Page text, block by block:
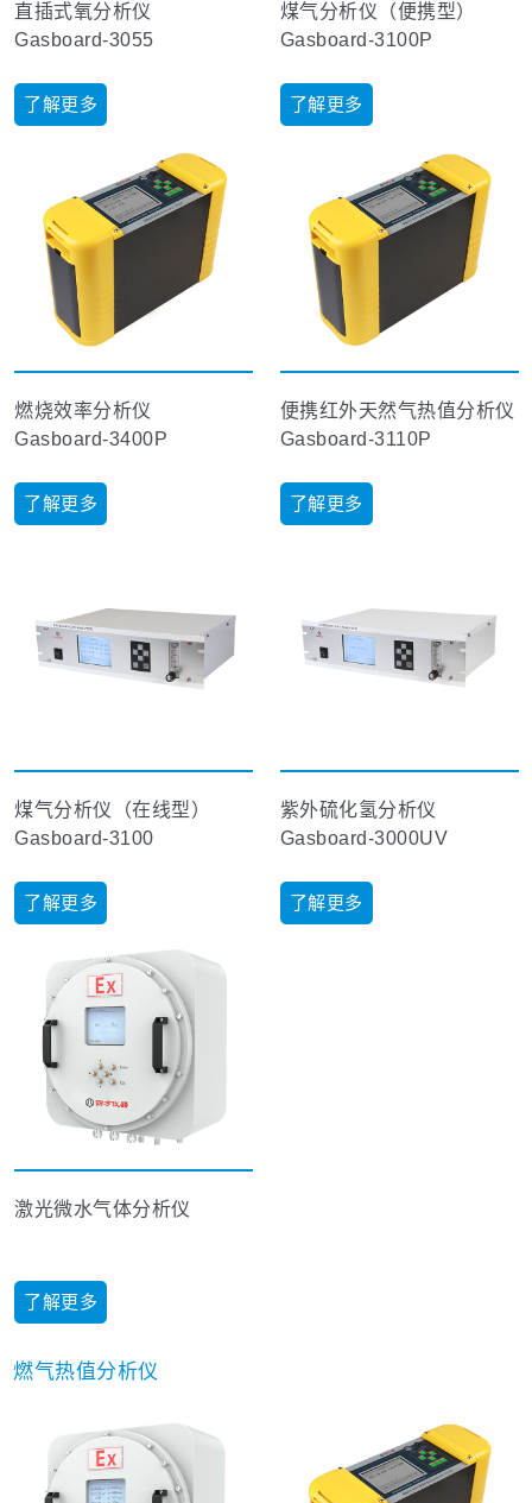
直插式氧分析仪
Gasboard-3055
了解更多
煤气分析仪（便携型）
Gasboard-3100P
了解更多
燃烧效率分析仪
Gasboard-3400P
了解更多
便携红外天然气热值分析仪
Gasboard-3110P
了解更多
煤气分析仪（在线型）
Gasboard-3100
了解更多
紫外硫化氢分析仪
Gasboard-3000UV
了解更多
激光微水气体分析仪
了解更多
燃气热值分析仪